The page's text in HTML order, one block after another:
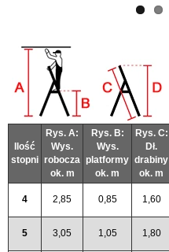
Ilość
stopni
Rys. A:
Wys.
robocza
ok. m
Rys. B:
Wys.
platformy
ok. m
Rys. C:
Dł.
drabiny
ok. m
4 2,85 0,85 1,60
5 3,05 1,05 1,80